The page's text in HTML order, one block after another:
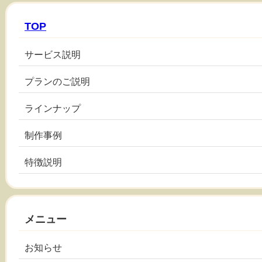
TOP
サービス説明
プランのご説明
ラインナップ
制作事例
特徴説明
メニュー
お知らせ